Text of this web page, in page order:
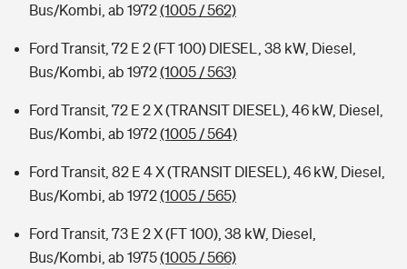
Bus/Kombi, ab 1972(1005 / 562)
Ford Transit, 72 E 2 (FT 100) DIESEL, 38 kW, Diesel,
Bus/Kombi, ab 1972(1005 / 563)
Ford Transit, 72 E 2 X (TRANSIT DIESEL), 46 kW, Diesel,
Bus/Kombi, ab 1972(1005 / 564)
Ford Transit, 82 E 4 X (TRANSIT DIESEL), 46 kW, Diesel,
Bus/Kombi, ab 1972(1005 / 565)
Ford Transit, 73 E 2 X (FT 100), 38 kW, Diesel,
Bus/Kombi, ab 1975(1005 / 566)